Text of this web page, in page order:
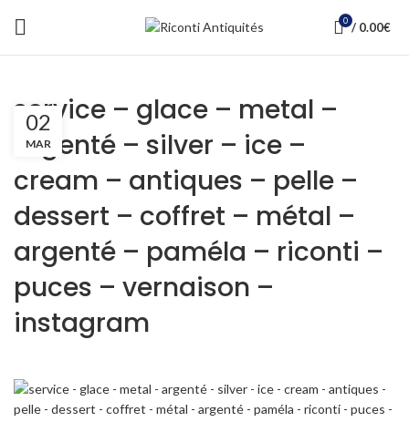
0 / 0.00€
service – glace – metal –
argenté – silver – ice –
cream – antiques – pelle –
dessert – coffret – métal –
argenté – paméla – riconti –
puces – vernaison –
instagram
02
MAR